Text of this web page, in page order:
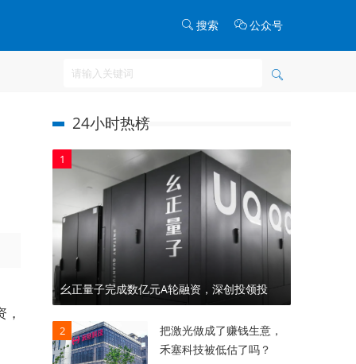
搜索 公众号
24小时热榜
1
幺正量子完成数亿元A轮融资，深创投领投
2
把激光做成了赚钱生意，
禾塞科技被低估了吗？